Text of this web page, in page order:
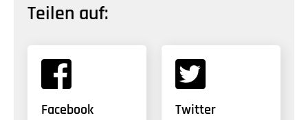
Teilen auf:
Facebook Twitter